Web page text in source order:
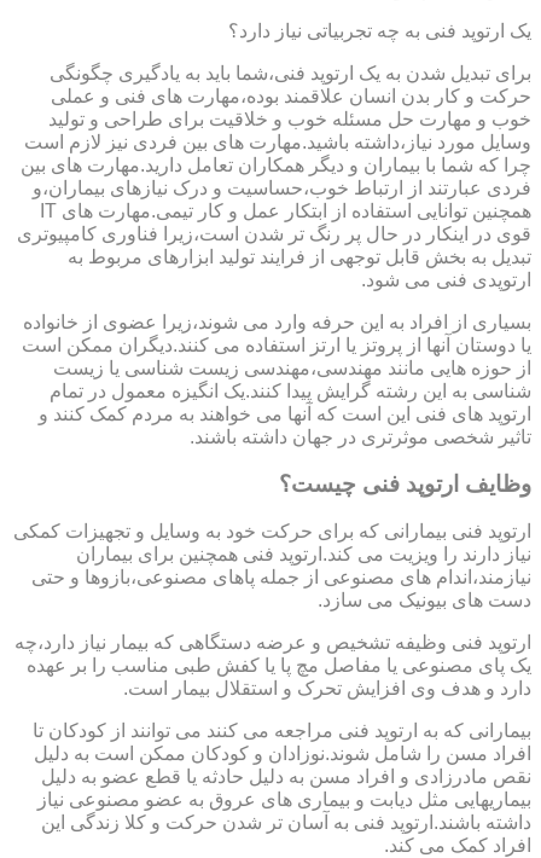
یک ارتوپد فنی به چه تجربیاتی نیاز دارد؟
برای تبدیل شدن به یک ارتوپد فنی،شما باید به یادگیری چگونگی
حرکت و کار بدن انسان علاقمند بوده،مهارت های فنی و عملی
خوب و مهارت حل مسئله خوب و خلاقیت برای طراحی و تولید
وسایل مورد نیاز،داشته باشید.مهارت های بین فردی نیز لازم است
چرا که شما با بیماران و دیگر همکاران تعامل دارید.مهارت های بین
فردی عبارتند از ارتباط خوب،حساسیت و درک نیازهای بیماران،و
همچنین توانایی استفاده از ابتکار عمل و کار تیمی.مهارت های IT
قوی در اینکار در حال پر رنگ تر شدن است،زیرا فناوری کامپیوتری
تبدیل به بخش قابل توجهی از فرایند تولید ابزارهای مربوط به
ارتوپدی فنی می شود.
بسیاری از افراد به این حرفه وارد می شوند،زیرا عضوی از خانواده
یا دوستان آنها از پروتز یا ارتز استفاده می کنند.دیگران ممکن است
از حوزه هایی مانند مهندسی،مهندسی زیست شناسی یا زیست
شناسی به این رشته گرایش پیدا کنند.یک انگیزه معمول در تمام
ارتوپد های فنی این است که آنها می خواهند به مردم کمک کنند و
تاثیر شخصی موثرتری در جهان داشته باشند.
وظایف ارتوپد فنی چیست؟
ارتوپد فنی بیمارانی که برای حرکت خود به وسایل و تجهیزات کمکی
نیاز دارند را ویزیت می کند.ارتوپد فنی همچنین برای بیماران
نیازمند،اندام های مصنوعی از جمله پاهای مصنوعی،بازوها و حتی
دست های بیونیک می سازد.
ارتوپد فنی وظیفه تشخیص و عرضه دستگاهی که بیمار نیاز دارد،چه
یک پای مصنوعی یا مفاصل مچ پا یا کفش طبی مناسب را بر عهده
دارد و هدف وی افزایش تحرک و استقلال بیمار است.
بیمارانی که به ارتوپد فنی مراجعه می کنند می توانند از کودکان تا
افراد مسن را شامل شوند.نوزادان و کودکان ممکن است به دلیل
نقص مادرزادی و افراد مسن به دلیل حادثه یا قطع عضو به دلیل
بیماریهایی مثل دیابت و بیماری های عروق به عضو مصنوعی نیاز
داشته باشند.ارتوپد فنی به آسان تر شدن حرکت و کلا زندگی این
افراد کمک می کند.